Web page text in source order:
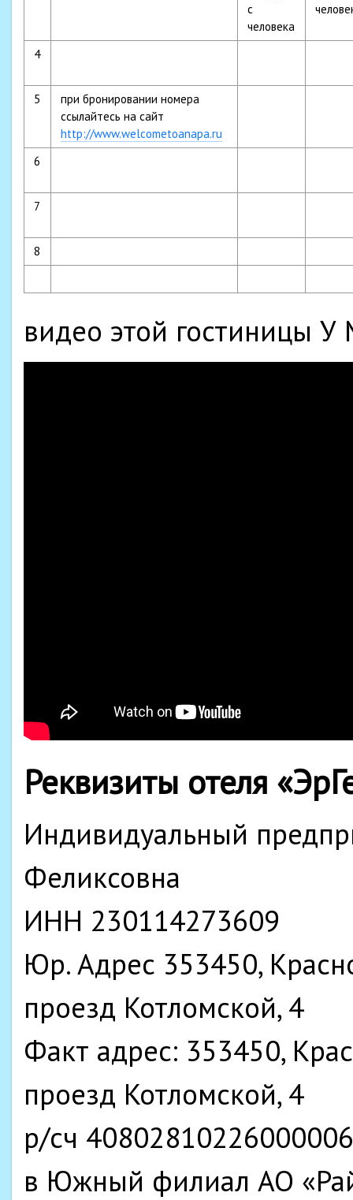
с
человека
4
5
при бронировании номера
ссылайтесь на сайт
http://www.welcometoanapa.ru
6
7
8
видео этой гостиницы У
Реквизиты отеля
Индивидуальный
Феликсовна
ИНН 230114273609
Юр. Адрес 353450,
проезд Котломской, 4
Факт адрес: 353450,
проезд Котломской, 4
р/сч
в Южный филиал АО